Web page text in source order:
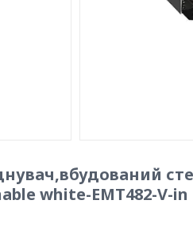
white-EMT482-V-in